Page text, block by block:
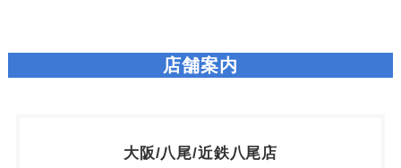
店舗案内
大阪/八尾/近鉄八尾店